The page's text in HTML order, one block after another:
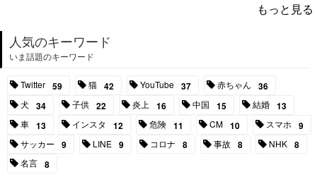
もっと見る
人気のキーワード
いま話題のキーワード
Twitter 59 猫 42 YouTube 37 赤ちゃん 36
犬 34 子供 22 炎上 16 中国 15 結婚 13
車 13 インスタ 12 危険 11 CM 10 スマホ 9
サッカー 9 LINE 9 コロナ 8 事故 8 NHK 8
名言 8